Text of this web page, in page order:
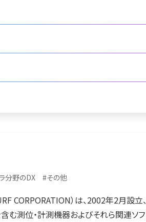
分野のDX #その他
CORPORATION）は、2002年2月設立
む測位・計測機器およびそれら関連ソ